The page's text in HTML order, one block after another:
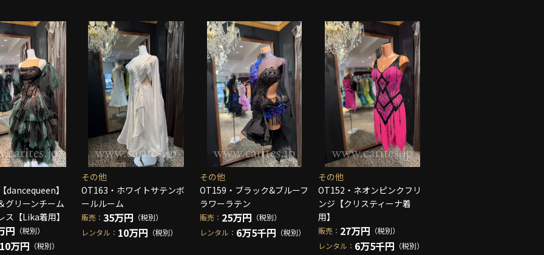
dancequeen】
グリーンチーム
ス【Lika着用】
円 （税別）
万円 （税別）
その他
OT163・ホワイトサテンボ
ールルーム
販売： 35万円 （税別）
レンタル： 10万円 （税別）
その他
OT159・ブラック&ブルーフ
ラワーラテン
販売： 25万円 （税別）
レンタル： 6万5千円 （税別）
その他
OT152・ネオンピンクフリ
ンジ【クリスティーナ着
用】
販売： 27万円 （税別）
レンタル： 6万5千円 （税別）